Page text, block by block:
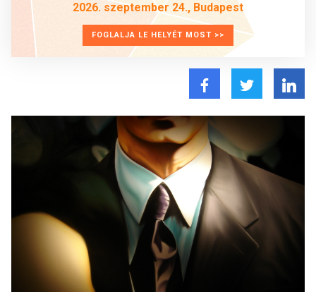
2026. szeptember 24., Budapest
FOGLALJA LE HELYÉT MOST >>